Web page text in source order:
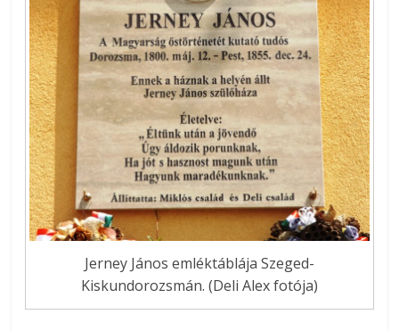
Jerney János emléktáblája Szeged-
Kiskundorozsmán. (Deli Alex fotója)